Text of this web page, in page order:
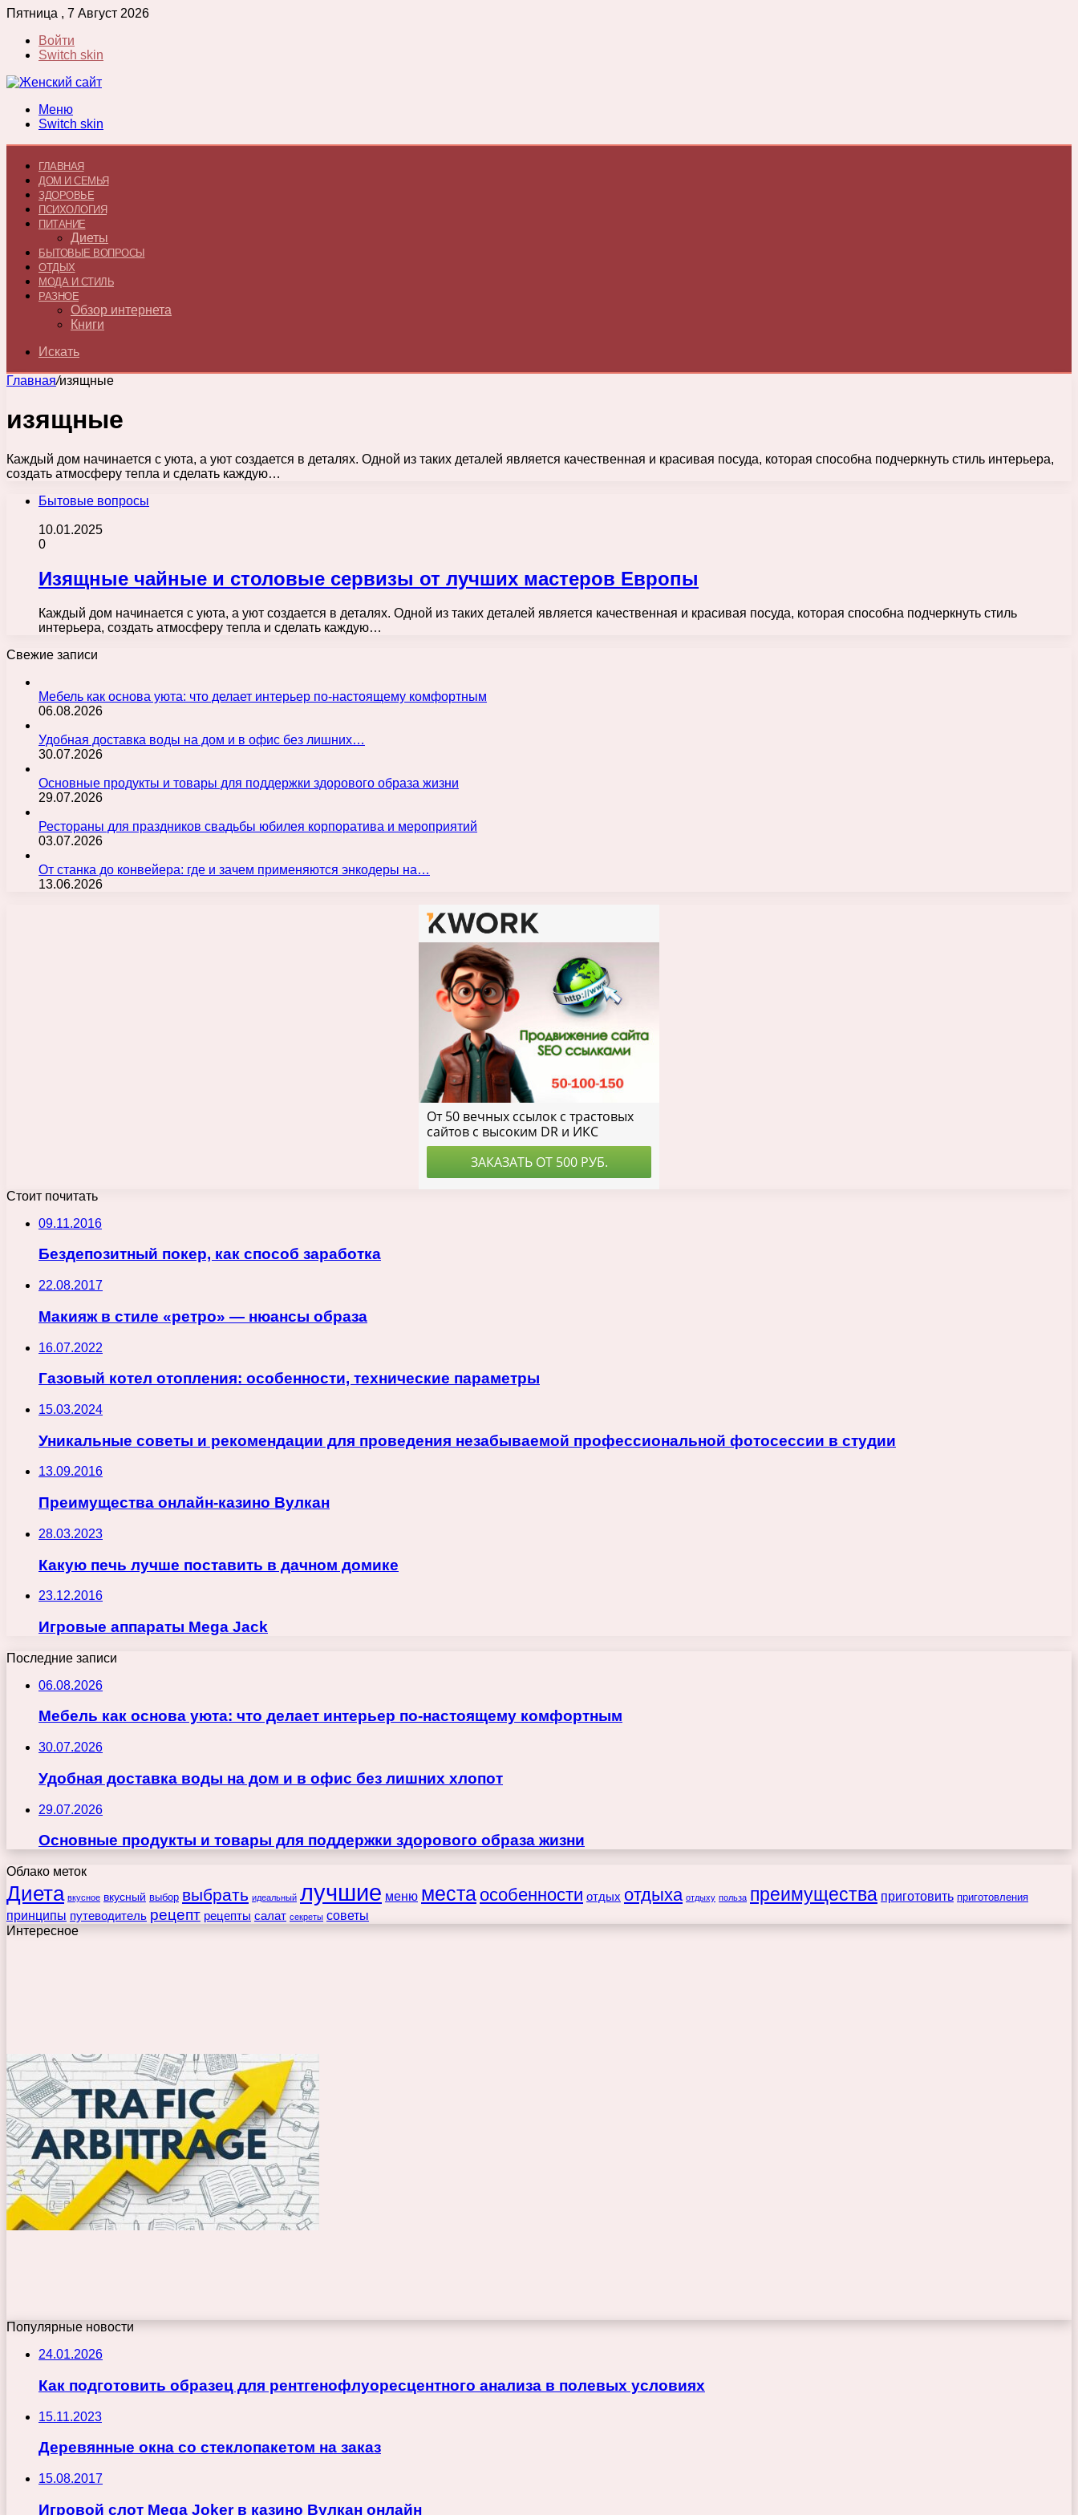
Пятница , 7 Август 2026
Войти
Switch skin
Меню
Switch skin
ГЛАВНАЯ
ДОМ И СЕМЬЯ
ЗДОРОВЬЕ
ПСИХОЛОГИЯ
ПИТАНИЕ
Диеты
БЫТОВЫЕ ВОПРОСЫ
ОТДЫХ
МОДА И СТИЛЬ
РАЗНОЕ
Обзор интернета
Книги
Искать
Главная/изящные
изящные
Каждый дом начинается с уюта, а уют создается в деталях. Одной из таких деталей является качественная и красивая посуда, которая способна подчеркнуть стиль интерьера,
создать атмосферу тепла и сделать каждую…
Бытовые вопросы
10.01.2025
0
Изящные чайные и столовые сервизы от лучших мастеров Европы
Каждый дом начинается с уюта, а уют создается в деталях. Одной из таких деталей является качественная и красивая посуда, которая способна подчеркнуть стиль
интерьера, создать атмосферу тепла и сделать каждую…
Свежие записи
Мебель как основа уюта: что делает интерьер по-настоящему комфортным
06.08.2026
Удобная доставка воды на дом и в офис без лишних…
30.07.2026
Основные продукты и товары для поддержки здорового образа жизни
29.07.2026
Рестораны для праздников свадьбы юбилея корпоратива и мероприятий
03.07.2026
От станка до конвейера: где и зачем применяются энкодеры на…
13.06.2026
Стоит почитать
09.11.2016
Бездепозитный покер, как способ заработка
22.08.2017
Макияж в стиле «ретро» — нюансы образа
16.07.2022
Газовый котел отопления: особенности, технические параметры
15.03.2024
Уникальные советы и рекомендации для проведения незабываемой профессиональной фотосессии в студии
13.09.2016
Преимущества онлайн-казино Вулкан
28.03.2023
Какую печь лучше поставить в дачном домике
23.12.2016
Игровые аппараты Mega Jack
Последние записи
06.08.2026
Мебель как основа уюта: что делает интерьер по-настоящему комфортным
30.07.2026
Удобная доставка воды на дом и в офис без лишних хлопот
29.07.2026
Основные продукты и товары для поддержки здорового образа жизни
Облако меток
Диета вкусное вкусный выбор выбрать идеальный лучшие меню места особенности отдых отдыха отдыху польза преимущества приготовить приготовления
принципы путеводитель рецепт рецепты салат секреты советы
Интересное
Популярные новости
24.01.2026
Как подготовить образец для рентгенофлуоресцентного анализа в полевых условиях
15.11.2023
Деревянные окна со стеклопакетом на заказ
15.08.2017
Игровой слот Mega Joker в казино Вулкан онлайн